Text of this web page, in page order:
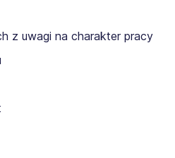
z uwagi na charakter pracy